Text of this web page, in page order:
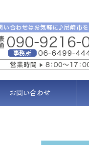
お問い合わせ